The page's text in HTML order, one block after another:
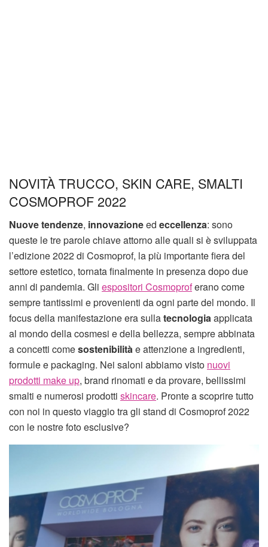
NOVITÀ TRUCCO, SKIN CARE, SMALTI
COSMOPROF 2022
Nuove tendenze, innovazioneed eccellenza: sono
queste le tre parole chiave attorno alle quali si è sviluppata
l’edizione 2022 di Cosmoprof, la più importante fiera del
settore estetico, tornata finalmente in presenza dopo due
anni di pandemia. Gli espositori Cosmoproferano come
sempre tantissimi e provenienti da ogni parte del mondo. Il
focus della manifestazione era sullatecnologiaapplicata
al mondo della cosmesi e della bellezza, sempre abbinata
a concetti comesostenibilitàe attenzione a ingredienti,
formule e packaging. Nei saloni abbiamo visto nuovi
prodotti make up, brand rinomati e da provare, bellissimi
smalti e numerosi prodotti skincare. Pronte a scoprire tutto
con noi in questo viaggio tra gli stand di Cosmoprof 2022
con le nostre foto esclusive?